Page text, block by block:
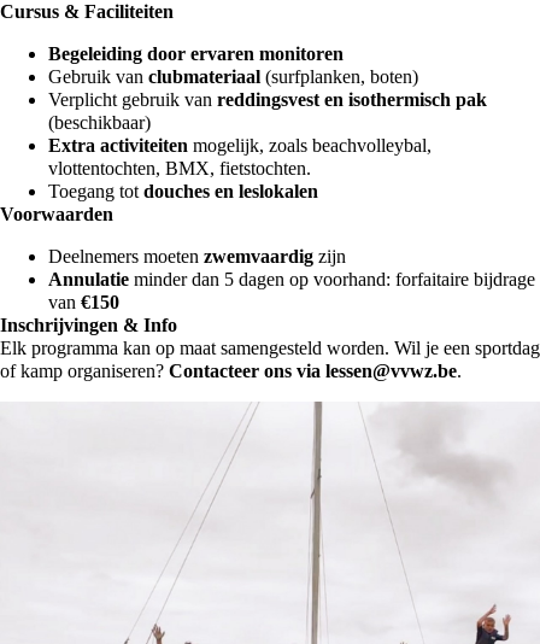
Cursus & Faciliteiten
Begeleiding door ervaren monitoren
Gebruik van clubmateriaal (surfplanken, boten)
Verplicht gebruik van reddingsvest en isothermisch pak
(beschikbaar)
Extra activiteiten mogelijk, zoals beachvolleybal,
vlottentochten, BMX, fietstochten.
Toegang tot douches en leslokalen
Voorwaarden
Deelnemers moeten zwemvaardig zijn
Annulatie minder dan 5 dagen op voorhand: forfaitaire bijdrage
van €150
Inschrijvingen & Info
Elk programma kan op maat samengesteld worden. Wil je een sportdag
of kamp organiseren? Contacteer ons via lessen@vvwz.be.